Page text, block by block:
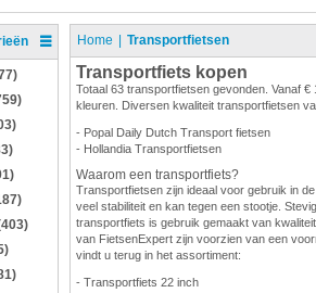
Home Transportfietsen
Transportfiets kopen
Totaal 63 transportfietsen gevonden. Vanaf
kleuren. Diversen kwaliteit transportfietsen
- Popal Daily Dutch Transport fietsen
- Hollandia Transportfietsen
Waarom een transportfiets?
Transportfietsen zijn ideaal voor gebruik in
veel stabiliteit en kan tegen een stootje.
transportfiets is gebruik gemaakt van
van FietsenExpert zijn voorzien van een
vindt u terug in het assortiment:
- Transportfiets 22 inch